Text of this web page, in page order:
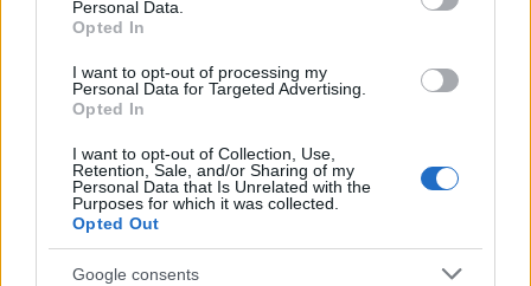
Personal Data.
Opted In
I want to opt-out of processing my
Personal Data for Targeted Advertising.
Opted In
I want to opt-out of Collection, Use,
Retention, Sale, and/or Sharing of my
Personal Data that Is Unrelated with the
Purposes for which it was collected.
Opted Out
Google consents
FLASH FOCUS